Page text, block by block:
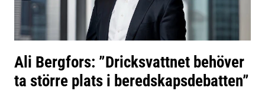
Ali Bergfors: ”Dricksvattnet behöver
ta större plats i beredskapsdebatten”